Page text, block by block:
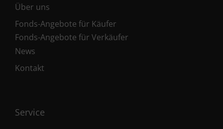
Über uns
Fonds-Angebote für Käufer
Fonds-Angebote für Verkäufer
News
Kontakt
Service